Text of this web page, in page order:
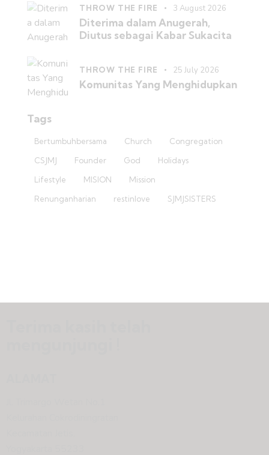
THROW THE FIRE 3 August 2026
Diterima dalam Anugerah,
Diutus sebagai Kabar Sukacita
THROW THE FIRE 25 July 2026
Komunitas Yang Menghidupkan
Tags
Bertumbuhbersama Church
Congregation
CSJMJ
Founder God
Holidays
Lifestyle
MISION
Mission
Renunganharian
restinlove SJMJSISTERS